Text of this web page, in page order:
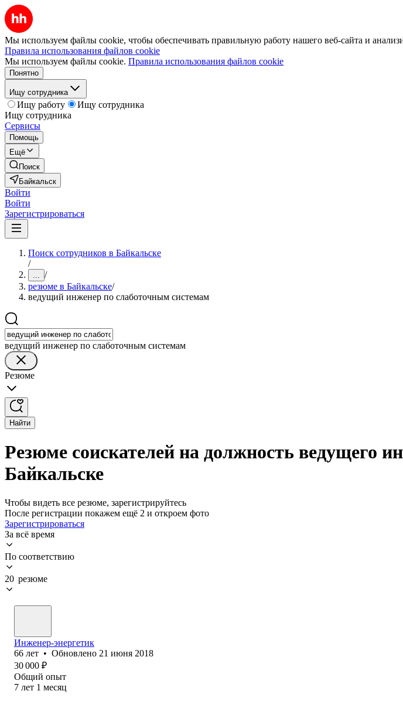
Мы используем файлы cookie, чтобы обеспечивать правильную работу нашего веб-сайта и
Правила использования файлов cookie
Мы используем файлы cookie. Правила использования файлов cookie
Понятно
Ищу сотрудника
Ищу работу
Ищу сотрудника
Ищу сотрудника
Сервисы
Помощь
Ещё
Поиск
Байкальск
Войти
Войти
Зарегистрироваться
Поиск сотрудников в Байкальске
/
... /
резюме в Байкальске/
ведущий инженер по слаботочным системам
ведущий инженер по слаботочным системам
Резюме
Найти
Резюме соискателей на должность ведущего
Байкальске
Чтобы видеть все резюме, зарегистрируйтесь
После регистрации покажем ещё 2 и откроем фото
Зарегистрироваться
За всё время
По соответствию
20 резюме
Инженер-энергетик
66 лет • Обновлено 21 июня 2018
30 000 ₽
Общий опыт
7 лет 1 месяц